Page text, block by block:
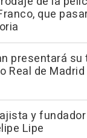
que
presentará
Real de
y
Lipe